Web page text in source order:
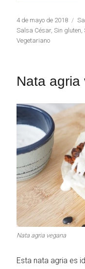
Publicado
el
4 de mayo de 2018
Salsa César,Sin gluten,
Vegetariano
Nata agria
Nata agria vegana
Esta nata agria es